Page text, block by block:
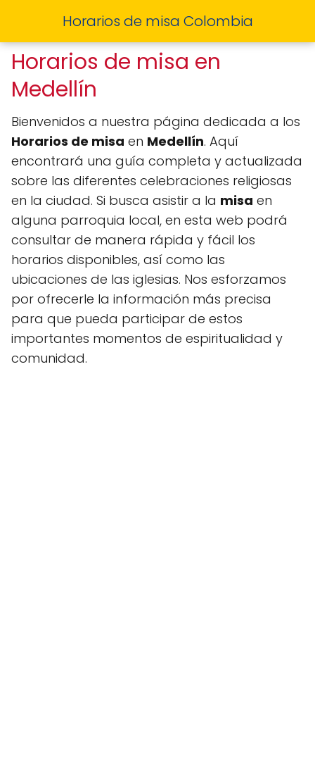
Horarios de misa Colombia
Horarios de misa en
Medellín
Bienvenidos a nuestra página dedicada a los
Horarios de misa en Medellín. Aquí
encontrará una guía completa y actualizada
sobre las diferentes celebraciones religiosas
en la ciudad. Si busca asistir a la misa en
alguna parroquia local, en esta web podrá
consultar de manera rápida y fácil los
horarios disponibles, así como las
ubicaciones de las iglesias. Nos esforzamos
por ofrecerle la información más precisa
para que pueda participar de estos
importantes momentos de espiritualidad y
comunidad.